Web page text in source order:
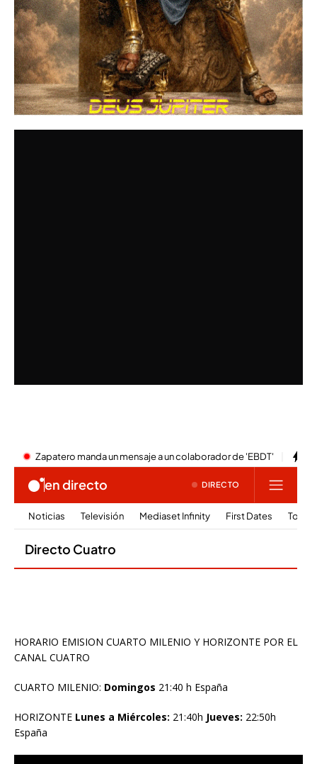
HORARIO EMISION CUARTO MILENIO Y HORIZONTE POR EL
CANAL CUATRO
CUARTO MILENIO: Domingos 21:40 h España
HORIZONTE Lunes a Miércoles: 21:40h Jueves: 22:50h
España